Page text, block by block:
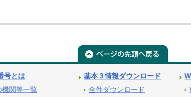
号とは
機関等一覧
基本３情報ダウンロード
全件ダウンロード